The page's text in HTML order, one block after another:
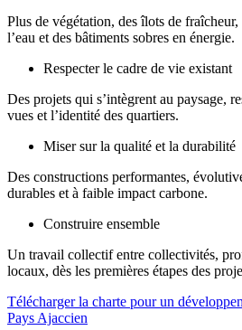
Plus de végétation, des îlots de
l’eau et des bâtiments sobres en énergie.
Respecter le cadre de vie existant
Des projets qui s’intègrent au paysage,
vues et l’identité des quartiers.
Miser sur la qualité et la durabilité
Des constructions performantes,
durables et à faible impact carbone.
Construire ensemble
Un travail collectif entre collectivités,
locaux, dès les premières étapes des
Télécharger la charte pour un
Pays Ajaccien